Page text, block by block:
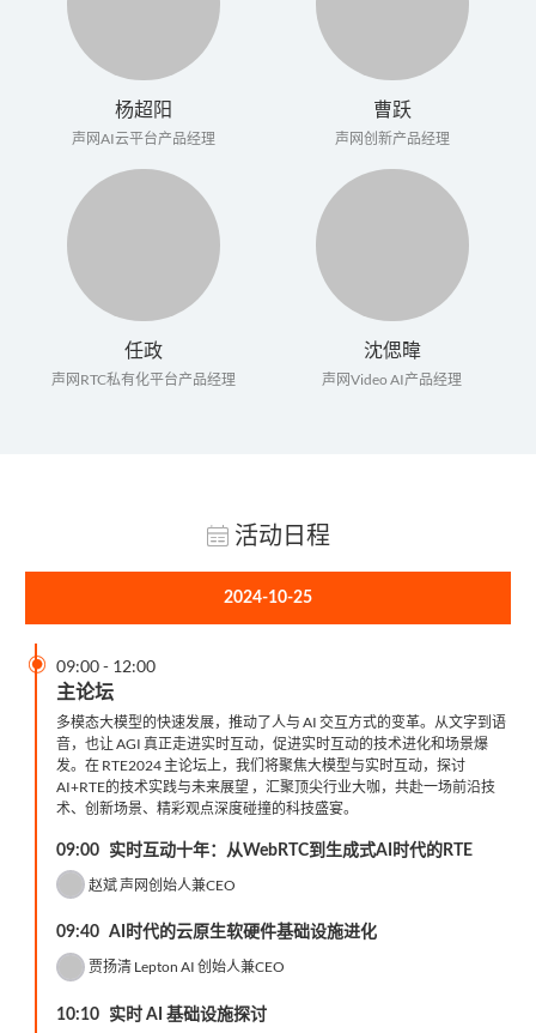
杨超阳
声网AI云平台产品经理
曹跃
声网创新产品经理
任政
声网RTC私有化平台产品经理
沈偲暐
声网Video AI产品经理
活动日程
2024-10-25
09:00- 12:00

主论坛
多模态大模型的快速发展，推动了人与 AI 交互方式的变革。从文字到语
音，也让 AGI 真正走进实时互动，促进实时互动的技术进化和场景爆
发。在 RTE2024 主论坛上，我们将聚焦大模型与实时互动，探讨
AI+RTE的技术实践与未来展望 ，汇聚顶尖行业大咖，共赴一场前沿技
术、创新场景、精彩观点深度碰撞的科技盛宴。
09:00 实时互动十年：从WebRTC到生成式AI时代的RTE
赵斌声网创始人兼CEO
09:40 AI时代的云原生软硬件基础设施进化
贾扬清 Lepton AI 创始人兼CEO
10:10 实时 AI 基础设施探讨